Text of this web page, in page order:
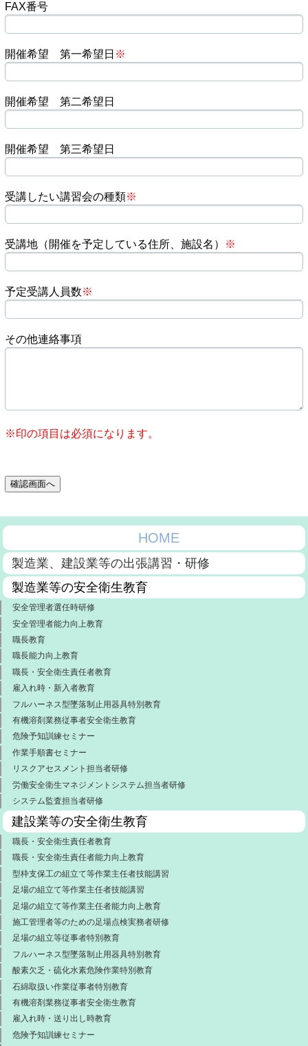
FAX番号
開催希望 第一希望日 ※
開催希望 第二希望日
開催希望 第三希望日
受講したい講習会の種類※
受講地（開催を予定している住所、施設名） ※
予定受講人員数※
その他連絡事項
※印の項目は必須になります。
確認画面へ
HOME
製造業、建設業等の出張講習・研修
製造業等の安全衛生教育
安全管理者選任時研修
安全管理者能力向上教育
職長教育
職長能力向上教育
職長・安全衛生責任者教育
雇入れ時・新入者教育
フルハーネス型墜落制止用器具特別教育
有機溶剤業務従事者安全衛生教育
危険予知訓練セミナー
作業手順書セミナー
リスクアセスメント担当者研修
労働安全衛生マネジメントシステム担当者研修
システム監査担当者研修
建設業等の安全衛生教育
職長・安全衛生責任者教育
職長・安全衛生責任者能力向上教育
型枠支保工の組立て等作業主任者技能講習
足場の組立て等作業主任者技能講習
足場の組立て等作業主任者能力向上教育
施工管理者等のための足場点検実務者研修
足場の組立等従事者特別教育
フルハーネス型墜落制止用器具特別教育
酸素欠乏・硫化水素危険作業特別教育
石綿取扱い作業従事者特別教育
有機溶剤業務従事者安全衛生教育
雇入れ時・送り出し時教育
危険予知訓練セミナー